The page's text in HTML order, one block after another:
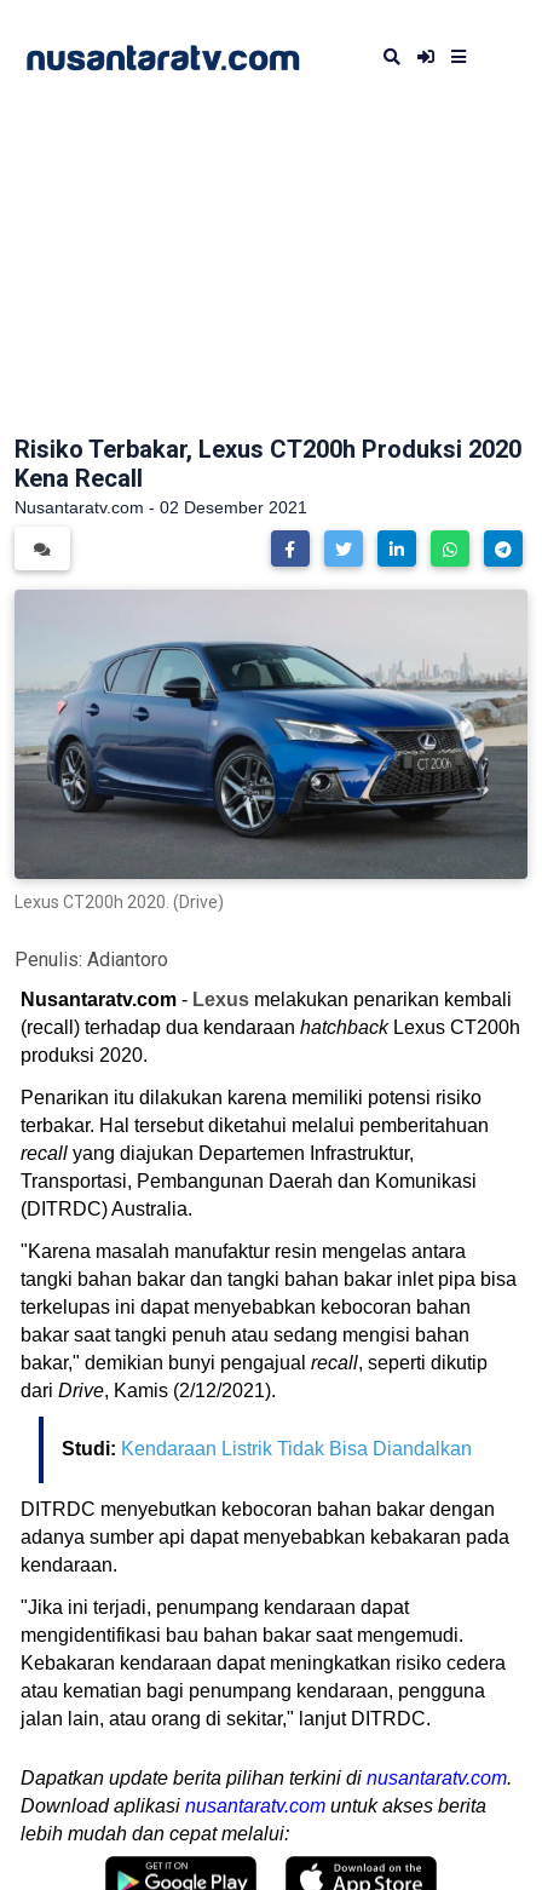
Risiko Terbakar, Lexus CT200h Produksi 2020
Kena Recall
Nusantaratv.com - 02 Desember 2021
Lexus CT200h 2020. (Drive)
Penulis: Adiantoro
Nusantaratv.com - Lexus melakukan penarikan kembali
(recall) terhadap dua kendaraan hatchbackLexus CT200h
produksi 2020.
Penarikan itu dilakukan karena memiliki potensi risiko
terbakar. Hal tersebut diketahui melalui pemberitahuan
recall yang diajukan Departemen Infrastruktur,
Transportasi, Pembangunan Daerah dan Komunikasi
(DITRDC) Australia.
"Karena masalah manufaktur resin mengelas antara
tangki bahan bakar dan tangki bahan bakar inlet pipa bisa
terkelupas ini dapat menyebabkan kebocoran bahan
bakar saat tangki penuh atau sedang mengisi bahan
bakar," demikian bunyi pengajual recall, seperti dikutip
dari Drive, Kamis (2/12/2021).
Studi: Kendaraan Listrik Tidak Bisa Diandalkan
DITRDC menyebutkan kebocoran bahan bakar dengan
adanya sumber api dapat menyebabkan kebakaran pada
kendaraan.
"Jika ini terjadi, penumpang kendaraan dapat
mengidentifikasi bau bahan bakar saat mengemudi.
Kebakaran kendaraan dapat meningkatkan risiko cedera
atau kematian bagi penumpang kendaraan, pengguna
jalan lain, atau orang di sekitar," lanjut DITRDC.
Dapatkan update berita pilihan terkini di nusantaratv.com.
Download aplikasi nusantaratv.com untuk akses berita
lebih mudah dan cepat melalui: